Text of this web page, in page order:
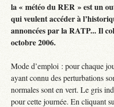
la « météo du RER » est un
qui veulent accéder à
annoncées par la RATP... Il
octobre 2006.
Mode d’emploi : pour chaque
ayant connu des perturbations
normales sont en vert. Le gris
pour cette journée. En cliquant